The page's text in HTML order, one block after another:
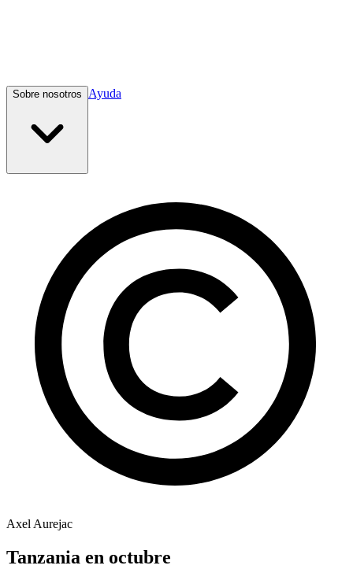
Sobre nosotros Ayuda
Axel Aurejac
Tanzania en octubre